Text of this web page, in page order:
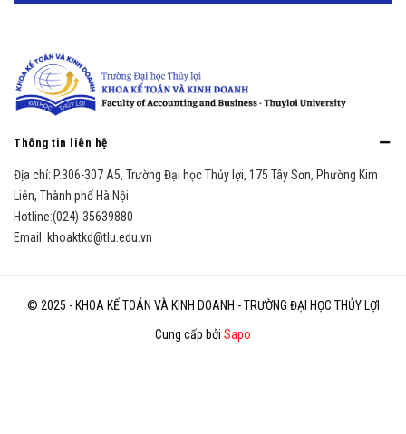
Thông tin liên hệ
Địa chỉ: P.306-307 A5, Trường Đại học Thủy lợi, 175 Tây Sơn, Phường Kim
Liên, Thành phố Hà Nội
Hotline:(024)-35639880
Email: khoaktkd@tlu.edu.vn
© 2025 - KHOA KẾ TOÁN VÀ KINH DOANH - TRƯỜNG ĐẠI HỌC THỦY LỢI
Cung cấp bởi Sapo